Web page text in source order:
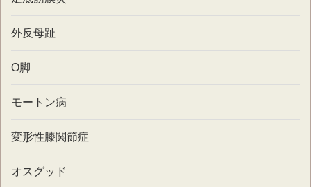
外反母趾
O脚
モートン病
変形性膝関節症
オスグッド